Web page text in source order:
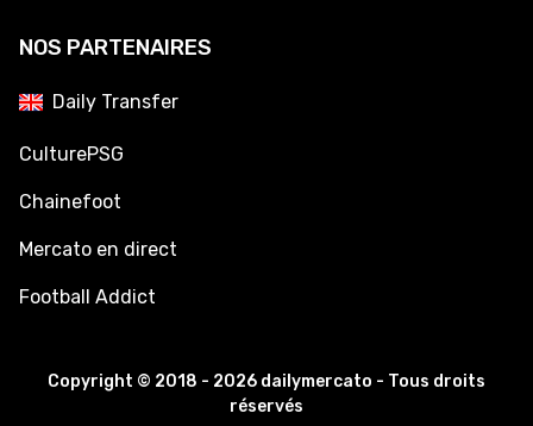
NOS PARTENAIRES
Daily Transfer
CulturePSG
Chainefoot
Mercato en direct
Football Addict
Copyright © 2018 - 2026 dailymercato - Tous droits
réservés